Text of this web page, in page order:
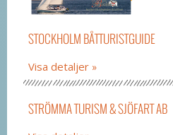
STOCKHOLM BÅTTURISTGUIDE
Visa detaljer
STRÖMMA TURISM & SJÖFART AB